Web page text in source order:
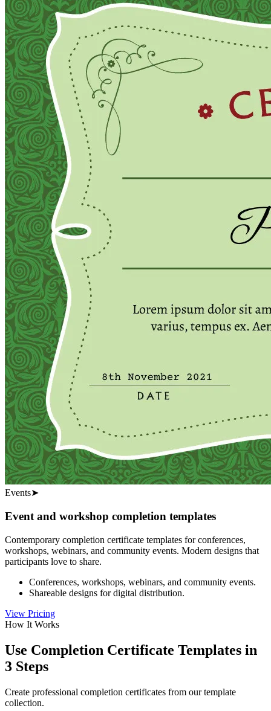
Events➤
Event and workshop completion templates
Contemporary completion certificate templates for conferences,
workshops, webinars, and community events. Modern designs that
participants love to share.
Conferences, workshops, webinars, and community events.
Shareable designs for digital distribution.
View Pricing
How It Works
Use Completion Certificate Templates in
3 Steps
Create professional completion certificates from our template
collection.